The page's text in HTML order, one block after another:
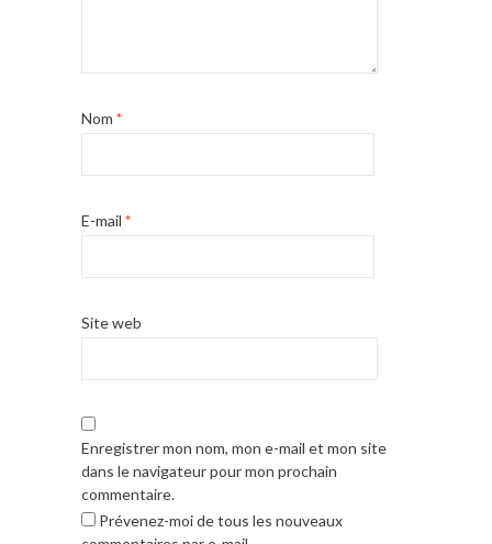
Nom *
E-mail *
Site web
Enregistrer mon nom, mon e-mail et mon site
dans le navigateur pour mon prochain
commentaire.
Prévenez-moi de tous les nouveaux